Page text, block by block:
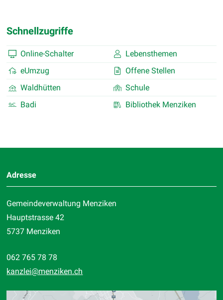
Schnellzugriffe
Online-Schalter
Lebensthemen
eUmzug
Offene Stellen
Waldhütten
Schule
Badi
Bibliothek Menziken
Adresse
Gemeindeverwaltung Menziken
Hauptstrasse 42
5737 Menziken
062 765 78 78
kanzlei@menziken.ch